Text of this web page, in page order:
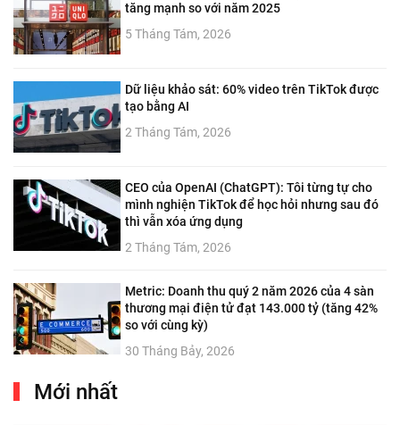
tăng mạnh so với năm 2025
5 Tháng Tám, 2026
Dữ liệu khảo sát: 60% video trên TikTok được
tạo bằng AI
2 Tháng Tám, 2026
CEO của OpenAI (ChatGPT): Tôi từng tự cho
mình nghiện TikTok để học hỏi nhưng sau đó
thì vẫn xóa ứng dụng
2 Tháng Tám, 2026
Metric: Doanh thu quý 2 năm 2026 của 4 sàn
thương mại điện tử đạt 143.000 tỷ (tăng 42%
so với cùng kỳ)
30 Tháng Bảy, 2026
Mới nhất